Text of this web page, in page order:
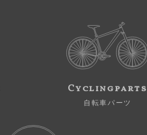
Cyclingparts
自転車パーツ